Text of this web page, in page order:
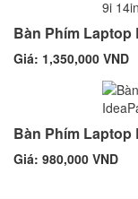
Bàn Phím Laptop
Giá: 1,350,000 VND
Bàn Phím Laptop
Giá: 980,000 VND